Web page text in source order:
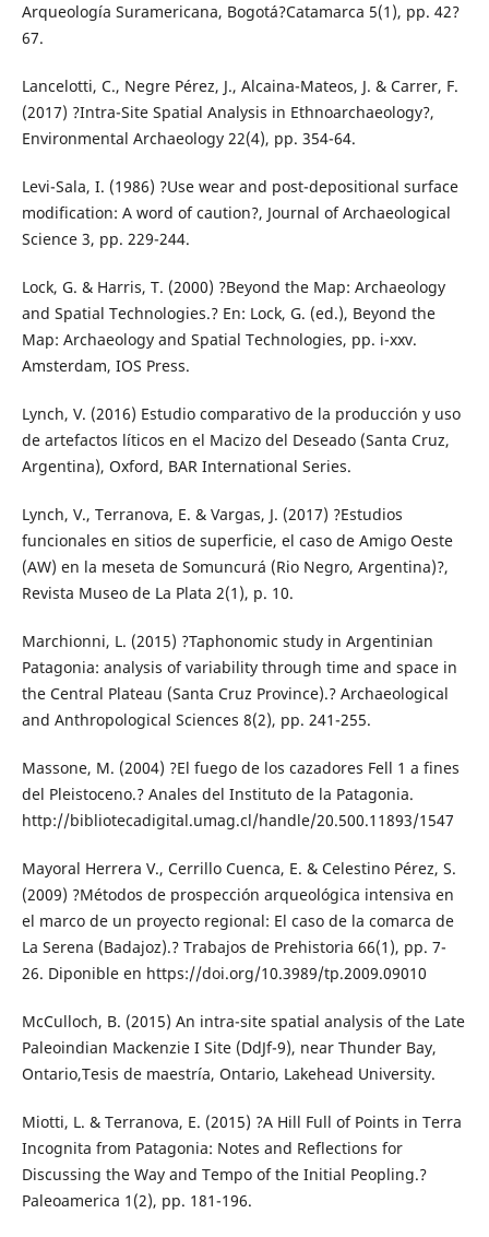
Arqueología Suramericana, Bogotá?Catamarca 5(1), pp. 42?
67.
Lancelotti, C., Negre Pérez, J., Alcaina-Mateos, J. & Carrer, F.
(2017) ?Intra-Site Spatial Analysis in Ethnoarchaeology?,
Environmental Archaeology 22(4), pp. 354-64.
Levi-Sala, I. (1986) ?Use wear and post-depositional surface
modification: A word of caution?, Journal of Archaeological
Science 3, pp. 229-244.
Lock, G. & Harris, T. (2000) ?Beyond the Map: Archaeology
and Spatial Technologies.? En: Lock, G. (ed.), Beyond the
Map: Archaeology and Spatial Technologies, pp. i-xxv.
Amsterdam, IOS Press.
Lynch, V. (2016) Estudio comparativo de la producción y uso
de artefactos líticos en el Macizo del Deseado (Santa Cruz,
Argentina), Oxford, BAR International Series.
Lynch, V., Terranova, E. & Vargas, J. (2017) ?Estudios
funcionales en sitios de superficie, el caso de Amigo Oeste
(AW) en la meseta de Somuncurá (Rio Negro, Argentina)?,
Revista Museo de La Plata 2(1), p. 10.
Marchionni, L. (2015) ?Taphonomic study in Argentinian
Patagonia: analysis of variability through time and space in
the Central Plateau (Santa Cruz Province).? Archaeological
and Anthropological Sciences 8(2), pp. 241-255.
Massone, M. (2004) ?El fuego de los cazadores Fell 1 a fines
del Pleistoceno.? Anales del Instituto de la Patagonia.
http://bibliotecadigital.umag.cl/handle/20.500.11893/1547
Mayoral Herrera V., Cerrillo Cuenca, E. & Celestino Pérez, S.
(2009) ?Métodos de prospección arqueológica intensiva en
el marco de un proyecto regional: El caso de la comarca de
La Serena (Badajoz).? Trabajos de Prehistoria 66(1), pp. 7-
26. Diponible en https://doi.org/10.3989/tp.2009.09010
McCulloch, B. (2015) An intra-site spatial analysis of the Late
Paleoindian Mackenzie I Site (DdJf-9), near Thunder Bay,
Ontario,Tesis de maestría, Ontario, Lakehead University.
Miotti, L. & Terranova, E. (2015) ?A Hill Full of Points in Terra
Incognita from Patagonia: Notes and Reflections for
Discussing the Way and Tempo of the Initial Peopling.?
Paleoamerica 1(2), pp. 181-196.